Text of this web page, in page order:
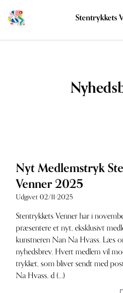
Stentrykkets
Nyt Medlemstryk
Venner 2025
Udgivet 02/11-2025
Stentrykkets Venner har i
præsentere et nyt, eksklusivt
kunstneren Nan Na Hvass. Læs
nyhedsbrev. Hvert medlem vil
trykket, som bliver sendt med
Na Hvass, d (...)